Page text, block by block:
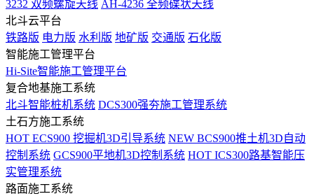
3232 双频螺旋天线 AH-4236 全频碟状天线
北斗云平台
铁路版 电力版 水利版 地矿版 交通版 石化版
智能施工管理平台
Hi-Site智能施工管理平台
复合地基施工系统
北斗智能桩机系统 DCS300强夯施工管理系统
土石方施工系统
HOT ECS900 挖掘机3D引导系统 NEW BCS900推土机3D自动
控制系统 GCS900平地机3D控制系统 HOT ICS300路基智能压
实管理系统
路面施工系统